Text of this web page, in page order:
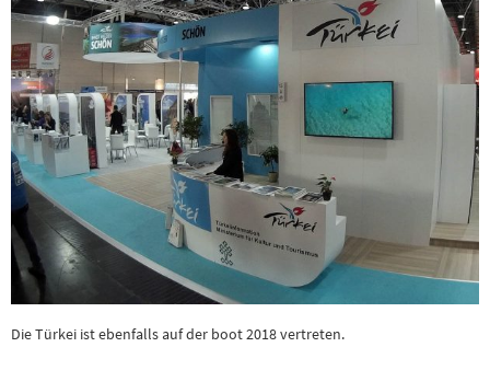
Die Türkei ist ebenfalls auf der boot 2018 vertreten.